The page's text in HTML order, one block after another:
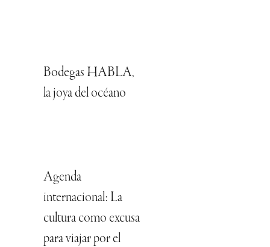
Bodegas HABLA,
la joya del océano
Agenda
internacional: La
cultura como excusa
para viajar por el